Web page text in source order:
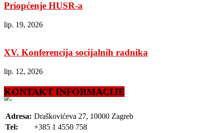
Priopćenje HUSR-a
lip. 19, 2026
XV. Konferencija socijalnih radnika
lip. 12, 2026
KONTAKT INFORMACIJE
Adresa: Draškovićeva 27, 10000 Zagreb
Tel:
+385 1 4550 758